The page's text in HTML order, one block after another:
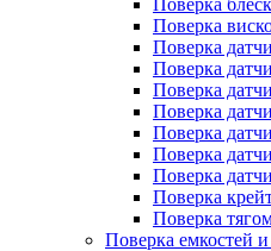
Поверка
Поверка
Поверка
Поверка
Поверка
Поверка
Поверка
Поверка
Поверка
Поверка
Поверка
Поверка емкостей